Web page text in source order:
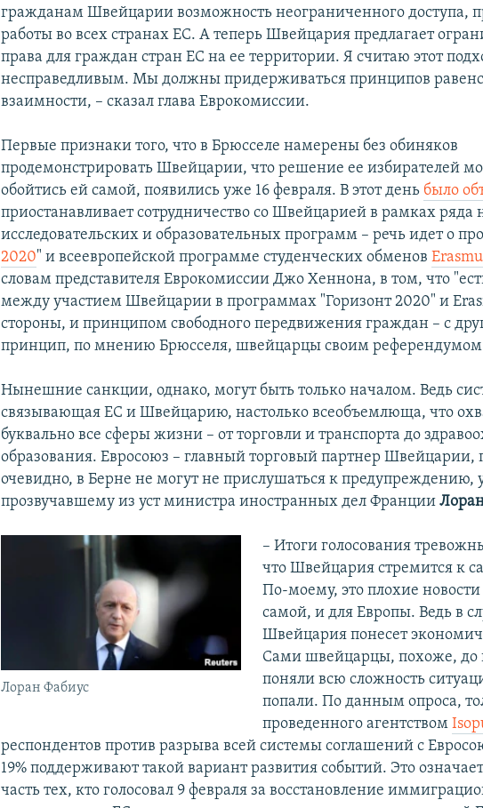
гражданам Швейцарии возможность неограниченного доступа,
работы во всех странах ЕС. А теперь Швейцария предлагает
права для граждан стран ЕС на ее территории. Я считаю этот
несправедливым. Мы должны придерживаться принципов
взаимности, – сказал глава Еврокомиссии.
Первые признаки того, что в Брюсселе намерены без обиняков
продемонстрировать Швейцарии, что решение ее избирателей
обойтись ей самой, появились уже 16 февраля. В этот день было
приостанавливает сотрудничество со Швейцарией в рамках ряда
исследовательских и образовательных программ – речь идет о
2020" и всеевропейской программе студенческих обменов
словам представителя Еврокомиссии Джо Хеннона, в том, что
между участием Швейцарии в программах "Горизонт 2020" и
стороны, и принципом свободного передвижения граждан – с
принцип, по мнению Брюсселя, швейцарцы своим
Нынешние санкции, однако, могут быть только началом. Ведь
связывающая ЕС и Швейцарию, настолько всеобъемлюща, что
буквально все сферы жизни – от торговли и транспорта до
образования. Евросоюз – главный торговый партнер Швейцарии,
очевидно, в Берне не могут не прислушаться к предупреждению,
прозвучавшему из уст министра иностранных дел Франции
Лоран Фабиус
– Итоги голосования
что Швейцария стремится к
По-моему, это плохие
самой, и для Европы. Ведь в
Швейцария понесет
Сами швейцарцы, похоже, до
поняли всю сложность
попали. По данным опроса,
проведенного агентством
респондентов против разрыва всей системы соглашений с
19% поддерживают такой вариант развития событий. Это
часть тех, кто голосовал 9 февраля за восстановление